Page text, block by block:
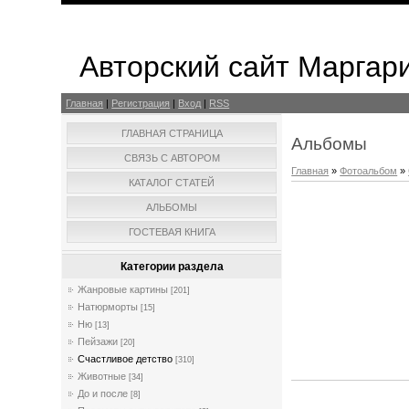
Авторский сайт
Главная | Регистрация | Вход | RSS
ГЛАВНАЯ СТРАНИЦА
СВЯЗЬ С АВТОРОМ
КАТАЛОГ СТАТЕЙ
АЛЬБОМЫ
ГОСТЕВАЯ КНИГА
Категории раздела
Жанровые картины [201]
Натюрморты [15]
Ню [13]
Пейзажи [20]
Счастливое детство [310]
Животные [34]
До и после [8]
Альбомы
Главная »Фотоальбом »